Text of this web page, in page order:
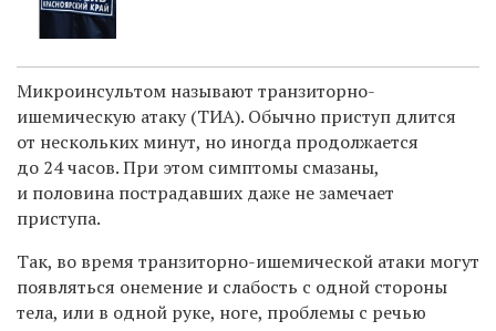
Микроинсультом называют транзиторно-
ишемическую атаку (ТИА). Обычно приступ длится
от нескольких минут, но иногда продолжается
до 24 часов. При этом симптомы смазаны,
и половина пострадавших даже не замечает
приступа.
Так, во время транзиторно-ишемической атаки могут
появляться онемение и слабость с одной стороны
тела, или в одной руке, ноге, проблемы с речью